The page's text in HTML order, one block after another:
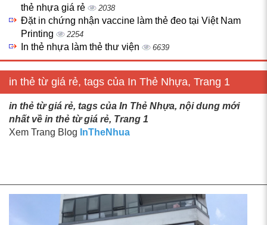
thẻ nhựa giá rẻ
2038
Đặt in chứng nhận vaccine làm thẻ đeo tại Việt Nam
Printing
2254
In thẻ nhựa làm thẻ thư viện 6639
in thẻ từ giá rẻ, tags của In Thẻ Nhựa, Trang 1
in thẻ từ giá rẻ, tags của In Thẻ Nhựa, nội dung mới
nhất về in thẻ từ giá rẻ, Trang 1
Xem Trang Blog InTheNhua